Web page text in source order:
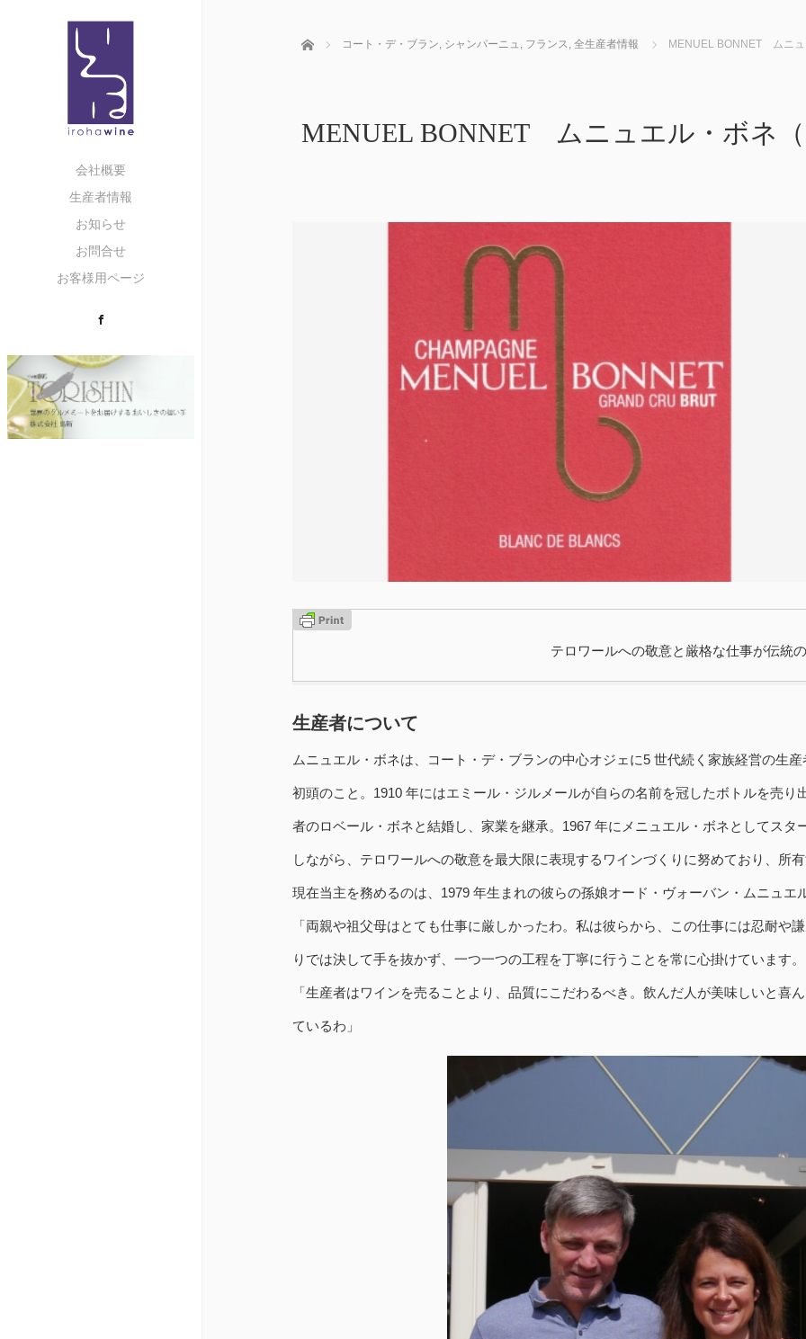
会社概要
生産者情報
お知らせ
お問合せ
お客様用ページ
ホーム コート・デ・ブラン, シャンパーニュ , フランス, 全生産者情報 MENUEL BONNET ムニュ
MENUEL BONNET ムニュエル・ボネ（
テロワールへの敬意と厳格な仕事が伝統
生産者について
ムニュエル・ボネは、コート・デ・ブランの中心オジェに5 世代続く家族経営の生
初頭のこと。1910 年にはエミール・ジルメールが自らの名前を冠したボトルを売
者のロベール・ボネと結婚し、家業を継承。1967 年にメニュエル・ボネとしてス
しながら、テロワールへの敬意を最大限に表現するワインづくりに努めており、所
現在当主を務めるのは、1979 年生まれの彼らの孫娘オード・ヴォーバン・ムニュエ
「両親や祖父母はとても仕事に厳しかったわ。私は彼らから、この仕事には忍耐や
りでは決して手を抜かず、一つ一つの工程を丁寧に行うことを常に心掛けています。
「生産者はワインを売ることより、品質にこだわるべき。飲んだ人が美味しいと喜
ているわ」